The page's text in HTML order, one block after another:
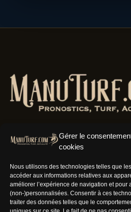
Gérer le
cookies
Nous utilisons des technologies telles que
accéder aux informations relatives aux
améliorer l’expérience de navigation et pour
(non-)personnalisées. Consentir à ces
traiter des données telles que le